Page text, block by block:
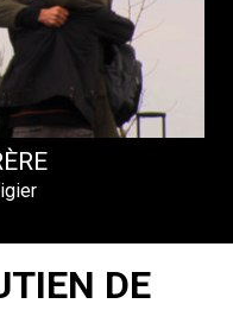
DE